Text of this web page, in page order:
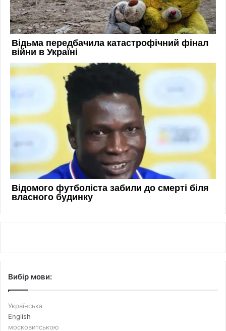
Вибір мови:
Українська
English
московитською